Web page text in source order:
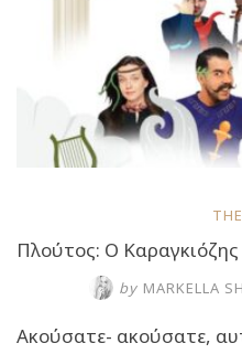
Πλούτος: Ο
by MARKELLA
Ακούσατε- ακούσατε,